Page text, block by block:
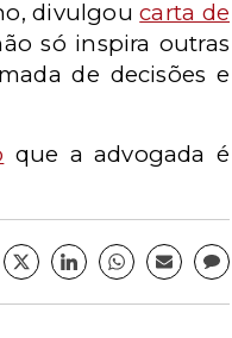
divulgoucarta de
só inspira outras
de decisões e
que a advogada é